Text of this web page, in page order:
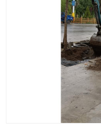
供热管道漏水
自来水管漏水
高压车疏通清淤